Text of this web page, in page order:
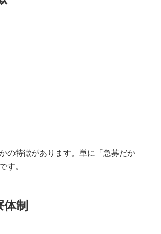
の特徴があります。単に「急募だか
す。
制